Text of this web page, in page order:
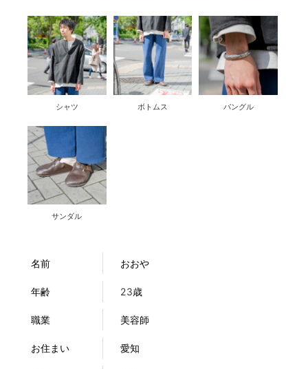
シャツ ボトムス バングル
サンダル
名前 おおや
年齢 23歳
職業 美容師
お住まい 愛知